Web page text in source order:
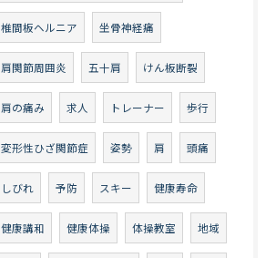
椎間板ヘルニア 坐骨神経痛
肩関節周囲炎 五十肩 けん板断裂
肩の痛み 求人 トレーナー 歩行
変形性ひざ関節症 姿勢 肩 頭痛
しびれ 予防 スキー 健康寿命
健康講和 健康体操 体操教室 地域